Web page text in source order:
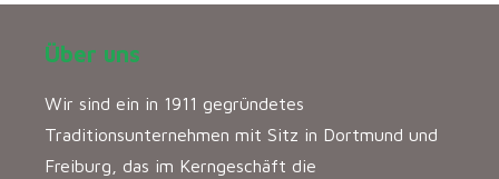
Über uns
Wir sind ein in 1911 gegründetes
Traditionsunternehmen mit Sitz in Dortmund und
Freiburg, das im Kerngeschäft die